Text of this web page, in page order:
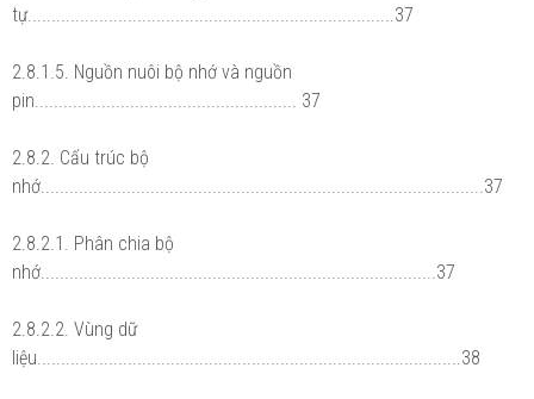
tự.............................................................................37
2.8.1.5. Nguồn nuôi bộ nhớ và nguồn
pin....................................................... 37
2.8.2. Cấu trúc bộ
nhớ.............................................................................................37
2.8.2.1. Phân chia bộ
nhớ...................................................................................37
2.8.2.2. Vùng dữ
liệu.........................................................................................38